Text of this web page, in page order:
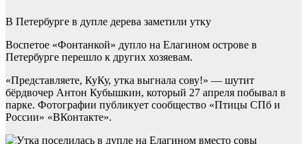
В Петербурге в дупле дерева заметили утку
Воспетое «Фонтанкой» дупло на Елагином острове в
Петербурге перешло к других хозяевам.
«Представляете, КуКу, утка выгнала сову!» — шутит
бёрдвочер Антон Кубышкин, который 27 апреля побывал в
парке. Фотографии публикует сообщество «Птицы СПб и
России» «ВКонтакте».